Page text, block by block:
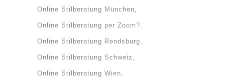
Online Stilberatung München
Online Stilberatung per Zoom?
Online Stilberatung Rendsburg
Online Stilberatung Schweiz
Online Stilberatung Wien